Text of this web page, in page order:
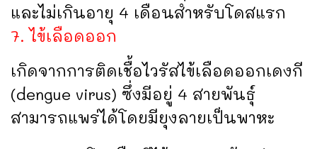
และไม่เกินอายุ 4 เดือนสำหรับโดสแรก
7. ไข้เลือดออก
เกิดจากการติดเชื้อไวรัสไข้เลือดออกเดงกี
(dengue virus) ซึ่งมีอยู่ 4 สายพันธุ์
สามารถแพร่ได้โดยมียุงลายเป็นพาหะ